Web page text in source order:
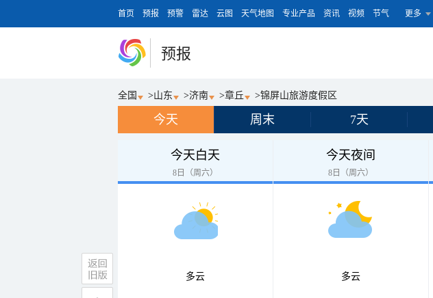
首页 预报 预警 雷达 云图 天气地图 专业产品 资讯 视频 节气 更多
预报
全国 >山东 >济南 >章丘 >锦屏山旅游度假区
今天 周末 7天
今天白天
8日（周六）
多云
今天夜间
8日（周六）
多云